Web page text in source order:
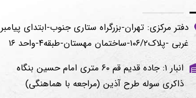
دفتر مرکزی: تهران-بزرگراه ستاری جنوب-ابتدای پیامبر
غربی -پلاک۱۰۶/۲-ساختمان مهستان-طبقه۴-واحد ۱۶
انبار ۱: جاده قدیم قم ۶۰ متری امام حسین بنگاه
ذاکری سوله طرح آذین (مراجعه با هماهنگی)